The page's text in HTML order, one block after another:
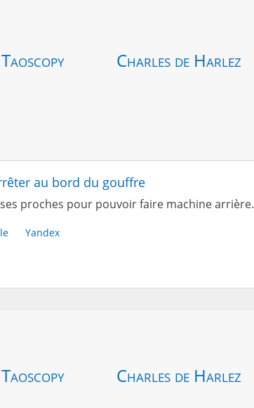
Taoscopy Charles de Harlez
au bord du gouffre
proches pour pouvoir faire machine arrière.
Yandex
Taoscopy Charles de Harlez